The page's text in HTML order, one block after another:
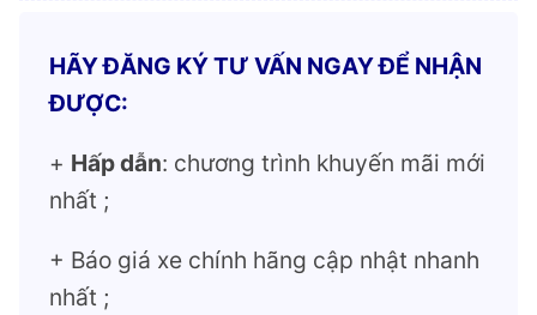
HÃY ĐĂNG KÝ TƯ VẤN NGAY ĐỂ NHẬN
ĐƯỢC:
+ Hấp dẫn: chương trình khuyến mãi mới
nhất ;
+ Báo giá xe chính hãng cập nhật nhanh
nhất ;